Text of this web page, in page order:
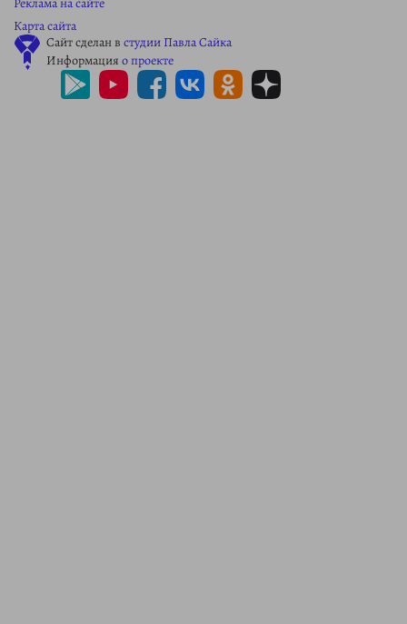
Карта сайта
Сайт сделан в студии Павла Сайка
Информация о проекте